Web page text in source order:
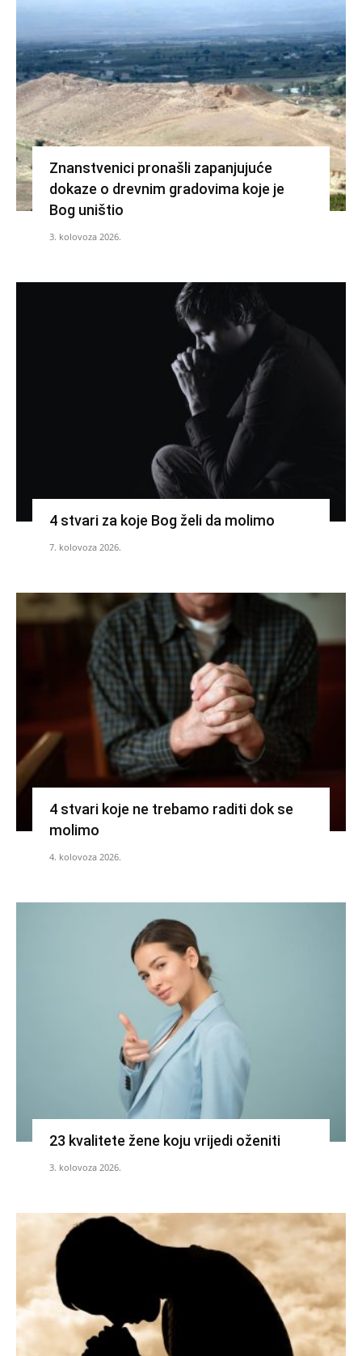
Znanstvenici pronašli zapanjujuće
dokaze o drevnim gradovima koje je
Bog uništio
3. kolovoza 2026.
4 stvari za koje Bog želi da molimo
7. kolovoza 2026.
4 stvari koje ne trebamo raditi dok se
molimo
4. kolovoza 2026.
23 kvalitete žene koju vrijedi oženiti
3. kolovoza 2026.